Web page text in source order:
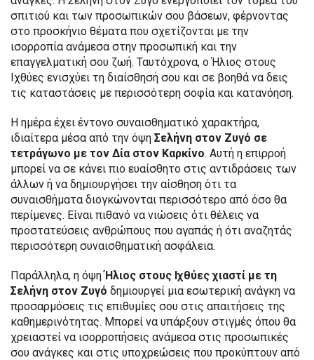
σπιτιού και των προσωπικών σου βάσεων, φέρνοντας
στο προσκήνιο θέματα που σχετίζονται με την
ισορροπία ανάμεσα στην προσωπική και την
επαγγελματική σου ζωή. Ταυτόχρονα, ο Ήλιος στους
Ιχθύες ενισχύει τη διαίσθησή σου και σε βοηθά να δεις
τις καταστάσεις με περισσότερη σοφία και κατανόηση.
Η ημέρα έχει έντονο συναισθηματικό χαρακτήρα,
ιδιαίτερα μέσα από την όψη Σελήνη στον Ζυγό σε
τετράγωνο με τον Δία στον Καρκίνο. Αυτή η επιρροή
μπορεί να σε κάνει πιο ευαίσθητο στις αντιδράσεις των
άλλων ή να δημιουργήσει την αίσθηση ότι τα
συναισθήματα διογκώνονται περισσότερο από όσο θα
περίμενες. Είναι πιθανό να νιώσεις ότι θέλεις να
προστατεύσεις ανθρώπους που αγαπάς ή ότι αναζητάς
περισσότερη συναισθηματική ασφάλεια.
Παράλληλα, η όψηΉλιος στους Ιχθύες χιαστί με τη
Σελήνη στον Ζυγό δημιουργεί μια εσωτερική ανάγκη να
προσαρμόσεις τις επιθυμίες σου στις απαιτήσεις της
καθημερινότητας. Μπορεί να υπάρξουν στιγμές όπου θα
χρειαστεί να ισορροπήσεις ανάμεσα στις προσωπικές
σου ανάγκες και στις υποχρεώσεις που προκύπτουν από